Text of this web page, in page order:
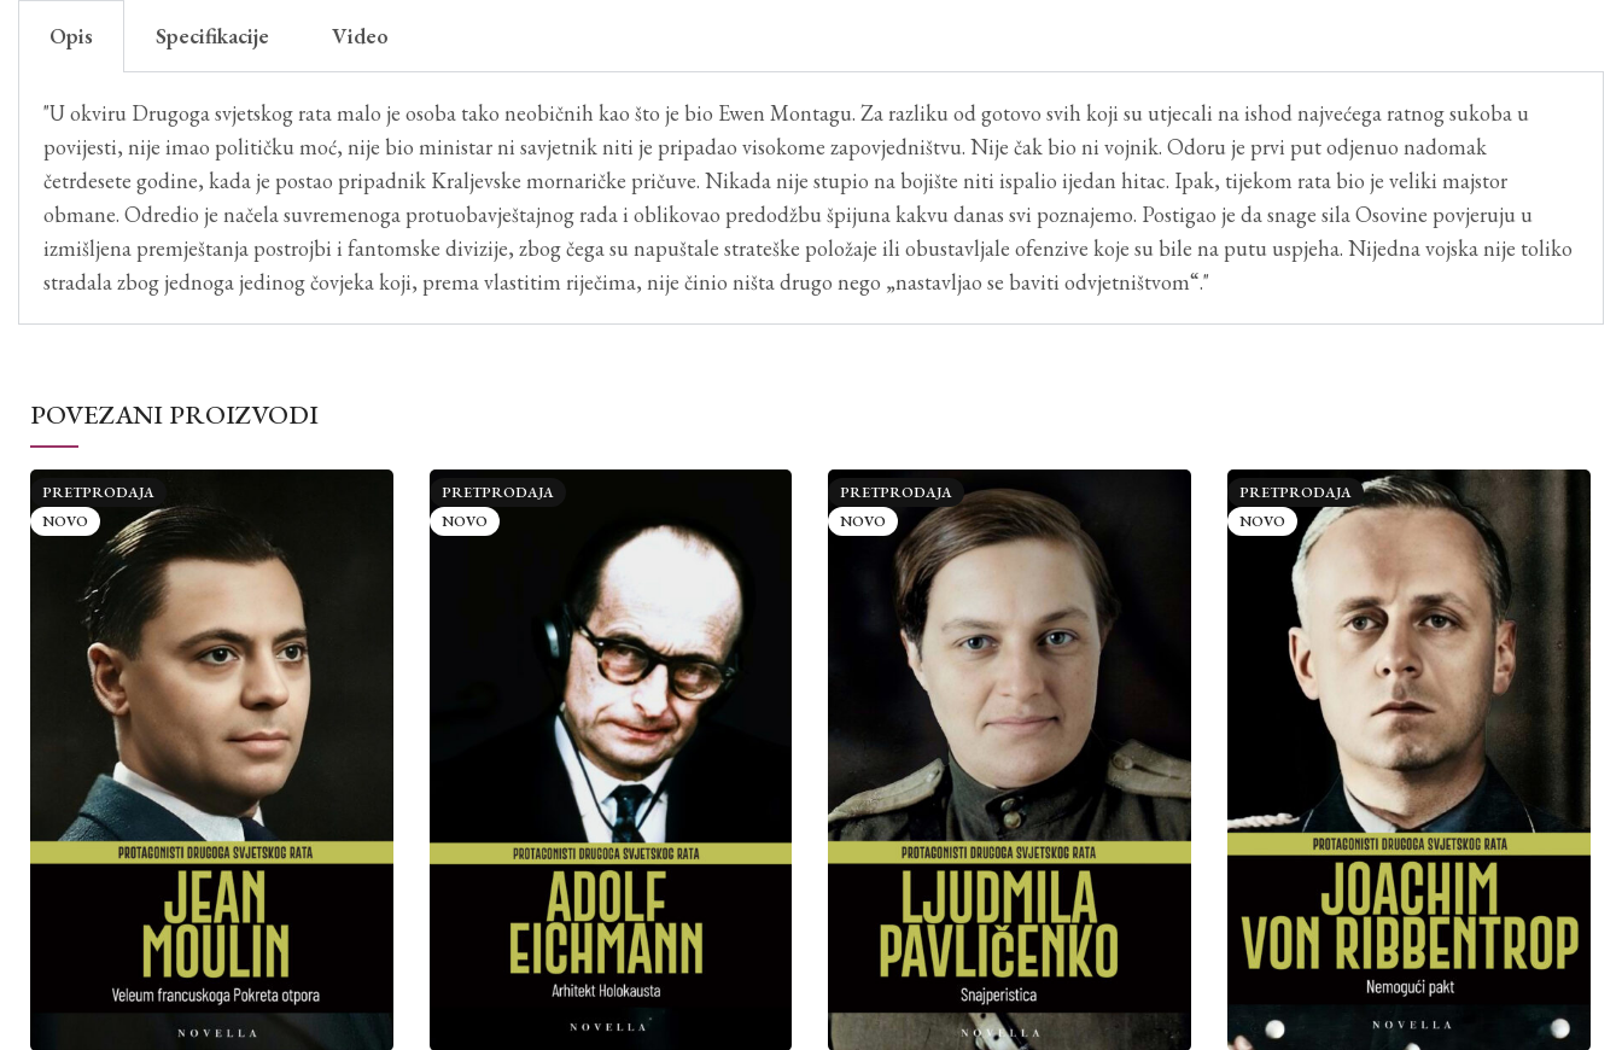
Opis Specifikacije Video
"U okviru Drugoga svjetskog rata malo je osoba tako neobičnih kao što je bio Ewen Montagu. Za razliku od gotovo svih koji su utjecali na ishod najvećega ratnog sukoba u
povijesti, nije imao političku moć, nije bio ministar ni savjetnik niti je pripadao visokome zapovjedništvu. Nije čak bio ni vojnik. Odoru je prvi put odjenuo nadomak
četrdesete godine, kada je postao pripadnik Kraljevske mornaričke pričuve. Nikada nije stupio na bojište niti ispalio ijedan hitac. Ipak, tijekom rata bio je veliki majstor
obmane. Odredio je načela suvremenoga protuobavještajnog rada i oblikovao predodžbu špijuna kakvu danas svi poznajemo. Postigao je da snage sila Osovine povjeruju u
izmišljena premještanja postrojbi i fantomske divizije, zbog čega su napuštale strateške položaje ili obustavljale ofenzive koje su bile na putu uspjeha. Nijedna vojska nije toliko
stradala zbog jednoga jedinog čovjeka koji, prema vlastitim riječima, nije činio ništa drugo nego „nastavljao se baviti odvjetništvom“."
POVEZANI PROIZVODI
PRETPRODAJA
NOVO
PRETPRODAJA
NOVO
PRETPRODAJA
NOVO
PRETPRODAJA
NOVO